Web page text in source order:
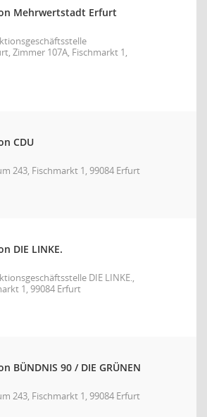
Mehrwertstadt Erfurt
Zimmer 107A, Fischmarkt 1,
CDU
243, Fischmarkt 1, 99084 Erfurt
DIE LINKE.
DIE LINKE.,
1, 99084 Erfurt
BÜNDNIS 90 / DIE GRÜNEN
243, Fischmarkt 1, 99084 Erfurt